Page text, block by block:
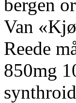
bergen
Van
Reede
850mg